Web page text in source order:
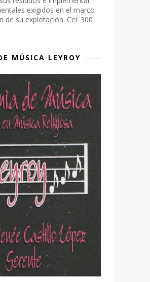
exigidos en el marco
de su explotación. Cel: 300
MÚSICA LEYROY